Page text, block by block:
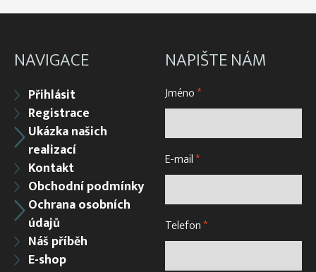
NAVIGACE
Přihlásit
Registrace
Ukázka našich
realizací
Kontakt
Obchodní podmínky
Ochrana osobních
údajů
Náš příběh
E-shop
NAPIŠTE NÁM
Jméno*
E-mail*
Telefon*